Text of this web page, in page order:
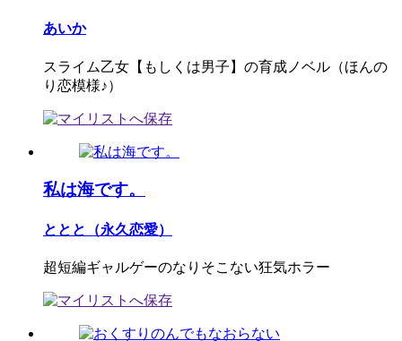
あいか
スライム乙女【もしくは男子】の育成ノベル（ほんの
り恋模様♪）
私は海です。
ととと（永久恋愛）
超短編ギャルゲーのなりそこない狂気ホラー